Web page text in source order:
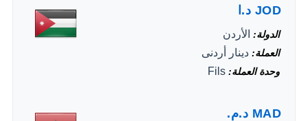
JOD د.ا
الدولة الأردن
العملة دينار أردنى
وحدة العملة Fils
MAD د.م.